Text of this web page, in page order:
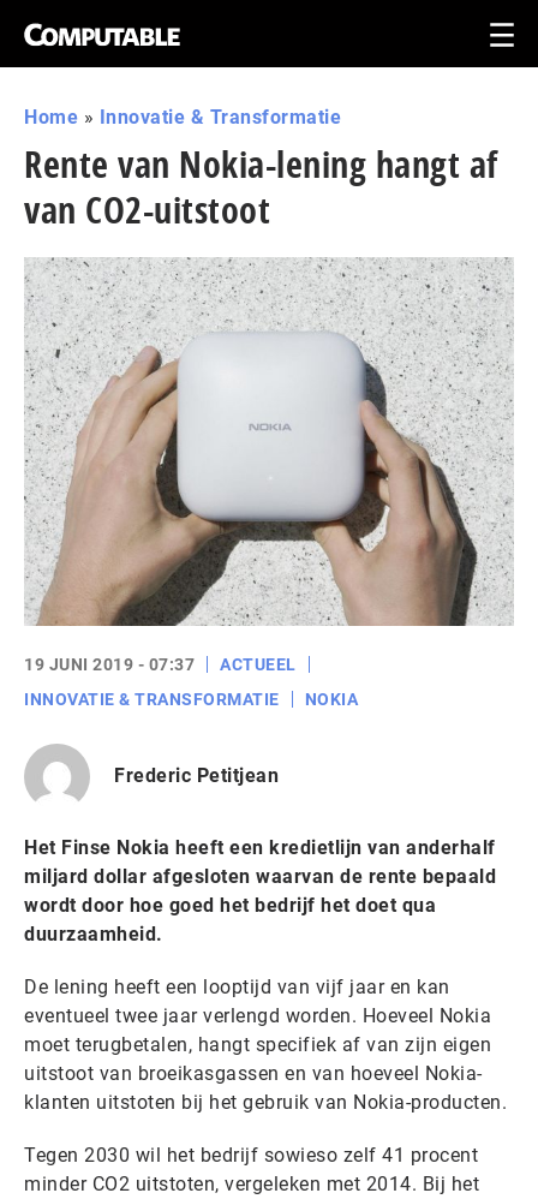
Home » Innovatie & Transformatie
Rente van Nokia-lening hangt af
van CO2-uitstoot
19 JUNI 2019 - 07:37
ACTUEEL
INNOVATIE & TRANSFORMATIE
NOKIA
Frederic Petitjean
Het Finse Nokia heeft een kredietlijn van anderhalf
miljard dollar afgesloten waarvan de rente bepaald
wordt door hoe goed het bedrijf het doet qua
duurzaamheid.
De lening heeft een looptijd van vijf jaar en kan
eventueel twee jaar verlengd worden. Hoeveel Nokia
moet terugbetalen, hangt specifiek af van zijn eigen
uitstoot van broeikasgassen en van hoeveel Nokia-
klanten uitstoten bij het gebruik van Nokia-producten.
Tegen 2030 wil het bedrijf sowieso zelf 41 procent
minder CO2 uitstoten, vergeleken met 2014. Bij het